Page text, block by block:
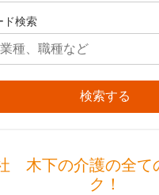
ド検索
検索する
木下の介護の全て
ク！